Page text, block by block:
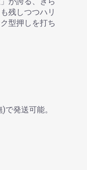
残しつつハリ
型押しを打ち
発送可能。